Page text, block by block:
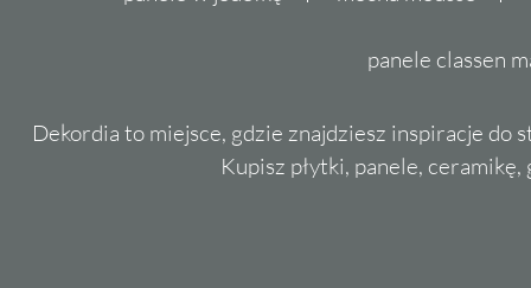
panele classen
Dekordia to miejsce, gdzie znajdziesz inspiracje do
Kupisz płytki, panele,